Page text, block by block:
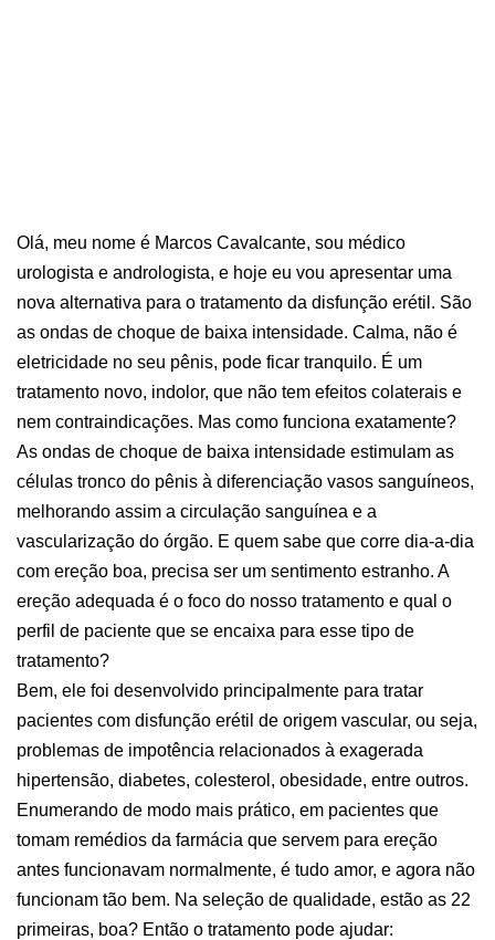
Olá, meu nome é Marcos Cavalcante, sou médico
urologista e andrologista, e hoje eu vou apresentar uma
nova alternativa para o tratamento da disfunção erétil. São
as ondas de choque de baixa intensidade. Calma, não é
eletricidade no seu pênis, pode ficar tranquilo. É um
tratamento novo, indolor, que não tem efeitos colaterais e
nem contraindicações. Mas como funciona exatamente?
As ondas de choque de baixa intensidade estimulam as
células tronco do pênis à diferenciação vasos sanguíneos,
melhorando assim a circulação sanguínea e a
vascularização do órgão. E quem sabe que corre dia-a-dia
com ereção boa, precisa ser um sentimento estranho. A
ereção adequada é o foco do nosso tratamento e qual o
perfil de paciente que se encaixa para esse tipo de
tratamento?
Bem, ele foi desenvolvido principalmente para tratar
pacientes com disfunção erétil de origem vascular, ou seja,
problemas de impotência relacionados à exagerada
hipertensão, diabetes, colesterol, obesidade, entre outros.
Enumerando de modo mais prático, em pacientes que
tomam remédios da farmácia que servem para ereção
antes funcionavam normalmente, é tudo amor, e agora não
funcionam tão bem. Na seleção de qualidade, estão as 22
primeiras, boa? Então o tratamento pode ajudar: